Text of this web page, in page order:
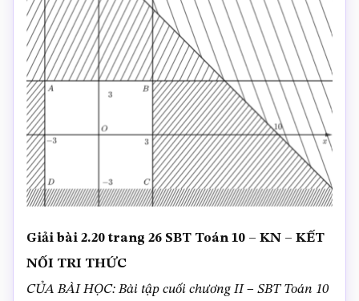
Giải bài 2.20 trang 26 SBT Toán 10 – KN – KẾT
NỐI TRI THỨC
CỦA BÀI HỌC: Bài tập cuối chương II – SBT Toán 10